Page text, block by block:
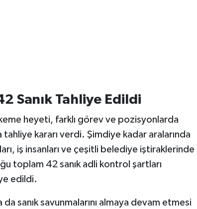
Sanık Tahliye Edildi
heyeti, farklı görev ve pozisyonlarda
tahliye kararı verdi. Şimdiye kadar aralarında
iş insanları ve çeşitli belediye iştiraklerinde
toplam 42 sanık adli kontrol şartları
edildi.
sanık savunmalarını almaya devam etmesi